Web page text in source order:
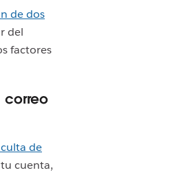
de dos
del
factores
correo
de
cuenta,